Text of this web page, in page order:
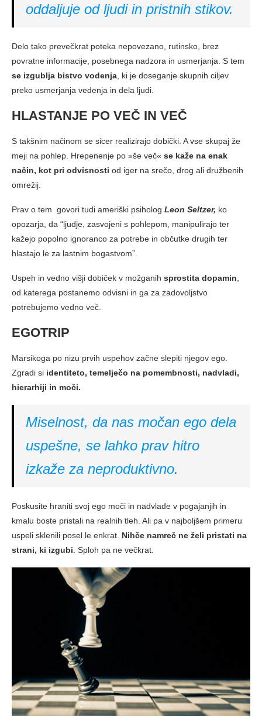
oddaljuje od ljudi in pristnih stikov.
Delo tako prevečkrat poteka nepovezano, rutinsko, brez
povratne informacije, posebnega nadzora in usmerjanja. S tem
se izgublja bistvo vodenja , ki je doseganje skupnih ciljev
preko usmerjanja vedenja in dela ljudi.
HLASTANJE PO VEČ IN VEČ
S takšnim načinom se sicer realizirajo dobički. A vse skupaj že
meji na pohlep. Hrepenenje po »še več« se kaže na enak
način, kot pri odvisnosti od iger na srečo, drog ali družbenih
omrežij.
Prav o tem govori tudi ameriški psiholog Leon Seltzer, ko
opozarja, da “ljudje, zasvojeni s pohlepom, manipulirajo ter
kažejo popolno ignoranco za potrebe in občutke drugih ter
hlastajo le za lastnim bogastvom”.
Uspeh in vedno višji dobiček v možganih sprostita dopamin
od katerega postanemo odvisni in ga za zadovoljstvo
potrebujemo vedno več.
EGOTRIP
Marsikoga po nizu prvih uspehov začne slepiti njegov ego.
Zgradi si identiteto, temelječo na pomembnosti, nadvladi,
hierarhiji in moči.
Miselnost, da nas močan ego dela
uspešne, se lahko prav hitro
izkaže za neproduktivno.
Poskusite hraniti svoj ego moči in nadvlade v pogajanjih in
kmalu boste pristali na realnih tleh. Ali pa v najboljšem primeru
uspeli sklenili posel le enkrat. Nihče namreč ne želi pristati na
strani, ki izgubi . Sploh pa ne večkrat.